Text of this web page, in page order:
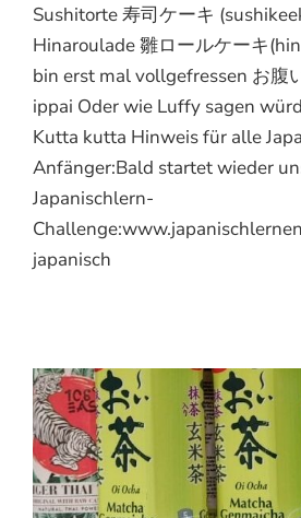
Sushitorte 寿司ケーキ
Hinaroulade 雛ロールケーキ
bin erst mal vollgefressen お腹
ippai Oder wie Luffy sagen
Kutta kutta Hinweis für alle
Anfänger:Bald startet wieder
Japanischlern-
japanisch